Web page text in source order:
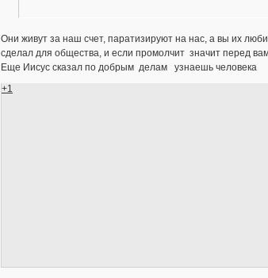
Они живут за наш счет, паратизируют на нас, а вы их
сделал для общества, и если промолчит значит перед
Еще Иисус сказал по добрым делам узнаешь человека
+1